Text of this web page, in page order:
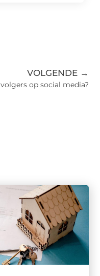
VOLGENDE →
op social media?